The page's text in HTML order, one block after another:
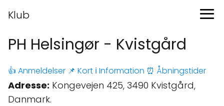
Klub
PH Helsingør - Kvistgård
👍 Anmeldelser 📌 Kort ℹ️ Information ⏰ Åbningstider
Adresse: Kongevejen 425, 3490 Kvistgård,
Danmark.